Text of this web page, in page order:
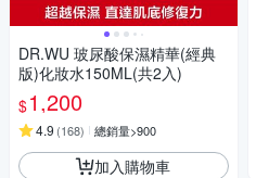
DR.WU 玻尿酸保濕精華(經典
版)化妝水150ML(共2入)
$1,200
4.9 (168) 總銷量>900
加入購物車